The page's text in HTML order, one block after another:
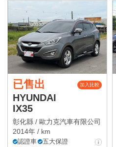
已售出 加入比較
HYUNDAI
IX35
彰化縣 / 歐力克汽車有限公司
2014年 / km
認證車
五大保證